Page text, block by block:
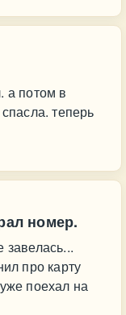
а потом в
теперь
номер.
про карту
поехал на